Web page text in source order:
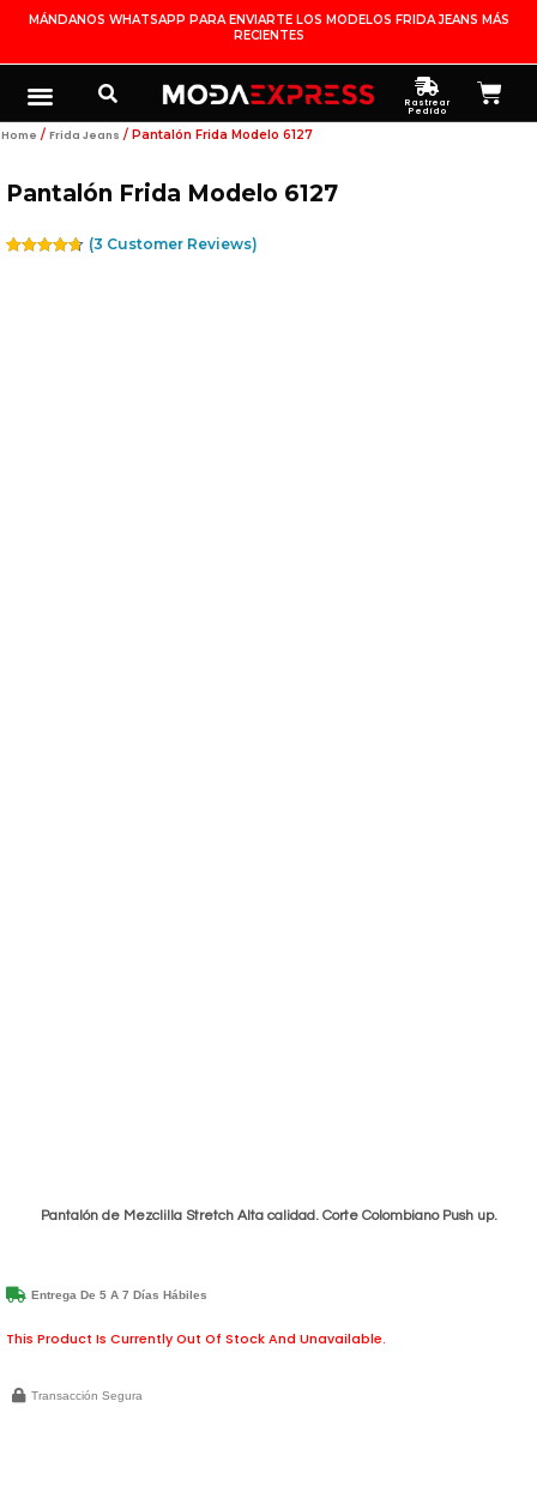
Contenido
MÁNDANOS WHATSAPP PARA ENVIARTE LOS MODELOS FRIDA JEANS MÁS
RECIENTES
MenuSearch Rastrear
Pedido
Home / Frida Jeans / Pantalón Frida Modelo 6127
Pantalón Frida Modelo 6127
(3 Customer Reviews)
Pantalón de Mezclilla Stretch Alta calidad. Corte Colombiano Push up.
Entrega De 5 A 7 Días Hábiles
This Product Is Currently Out Of Stock And Unavailable.
Transacción Segura